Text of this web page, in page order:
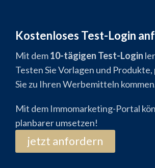
Kostenloses Test-Login
Mit dem10-tägigen Test-Login
Testen Sie Vorlagen und
Sie zu Ihren Werbemitteln
Mit dem Immomarketing-Portal
planbarer umsetzen!
jetzt anfordern